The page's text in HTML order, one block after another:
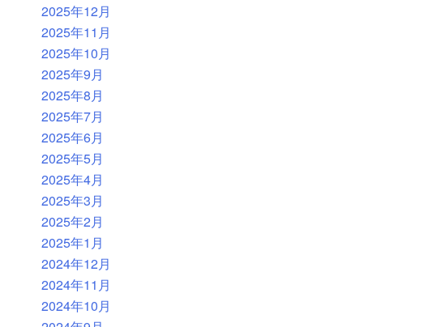
2025年12月
2025年11月
2025年10月
2025年9月
2025年8月
2025年7月
2025年6月
2025年5月
2025年4月
2025年3月
2025年2月
2025年1月
2024年12月
2024年11月
2024年10月